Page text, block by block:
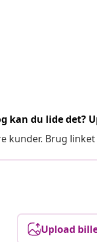
kan du lide det?
kunder. Brug
Upload